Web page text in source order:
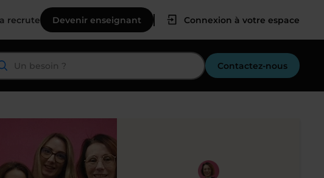
recrute Devenir enseignant Connexion à votre espace
Contactez-nous